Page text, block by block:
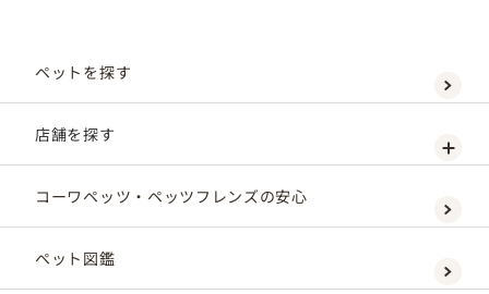
ペットを探す
店舗を探す
コーワペッツ・ペッツフレンズの安心
ペット図鑑